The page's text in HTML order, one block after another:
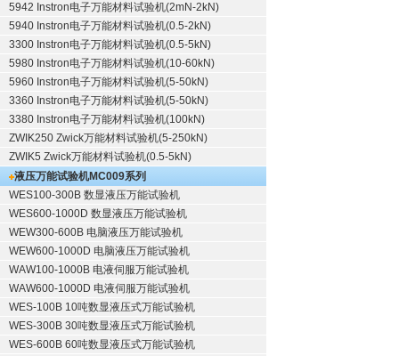
5942 Instron电子万能材料试验机(2mN-2kN)
5940 Instron电子万能材料试验机(0.5-2kN)
3300 Instron电子万能材料试验机(0.5-5kN)
5980 Instron电子万能材料试验机(10-60kN)
5960 Instron电子万能材料试验机(5-50kN)
3360 Instron电子万能材料试验机(5-50kN)
3380 Instron电子万能材料试验机(100kN)
ZWIK250 Zwick万能材料试验机(5-250kN)
ZWIK5 Zwick万能材料试验机(0.5-5kN)
液压万能试验机MC009系列
WES100-300B 数显液压万能试验机
WES600-1000D 数显液压万能试验机
WEW300-600B 电脑液压万能试验机
WEW600-1000D 电脑液压万能试验机
WAW100-1000B 电液伺服万能试验机
WAW600-1000D 电液伺服万能试验机
WES-100B 10吨数显液压式万能试验机
WES-300B 30吨数显液压式万能试验机
WES-600B 60吨数显液压式万能试验机